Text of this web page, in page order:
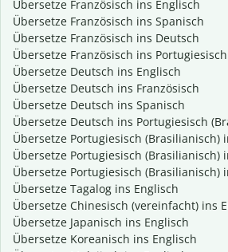
Übersetze Französisch ins Englisch
Übersetze Französisch ins Spanisch
Übersetze Französisch ins Deutsch
Übersetze Französisch ins
Übersetze Deutsch ins Englisch
Übersetze Deutsch ins Französisch
Übersetze Deutsch ins Spanisch
Übersetze Deutsch ins Portugiesisch
Übersetze Portugiesisch (Brasilianisch)
Übersetze Portugiesisch (Brasilianisch)
Übersetze Portugiesisch (Brasilianisch)
Übersetze Tagalog ins Englisch
Übersetze Chinesisch (vereinfacht) ins
Übersetze Japanisch ins Englisch
Übersetze Koreanisch ins Englisch